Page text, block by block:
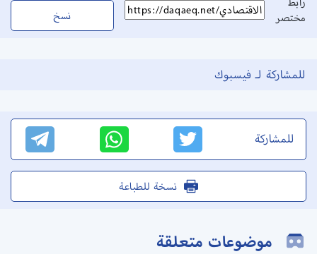
مختصر
نسخ
للمشاركة لـ فيسبوك
للمشاركة
نسخة للطباعة
موضوعات متعلقة